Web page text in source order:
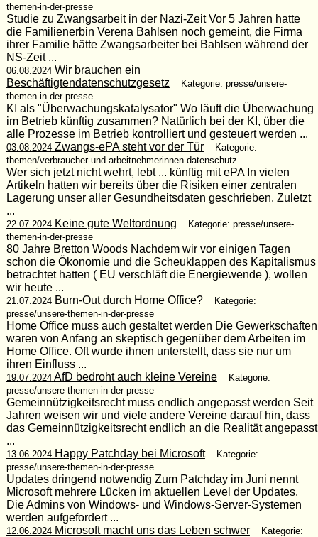
themen-in-der-presse
Studie zu Zwangsarbeit in der Nazi-Zeit Vor 5 Jahren hatte
die Familienerbin Verena Bahlsen noch gemeint, die Firma
ihrer Familie hätte Zwangsarbeiter bei Bahlsen während der
NS-Zeit ...
06.08.2024Wir brauchen ein
Beschäftigtendatenschutzgesetz
Kategorie: presse/unsere-
themen-in-der-presse
KI als "Überwachungskatalysator" Wo läuft die Überwachung
im Betrieb künftig zusammen? Natürlich bei der KI, über die
alle Prozesse im Betrieb kontrolliert und gesteuert werden ...
03.08.2024Zwangs-ePA steht vor der Tür
Kategorie:
themen/verbraucher-und-arbeitnehmerinnen-datenschutz
Wer sich jetzt nicht wehrt, lebt ... künftig mit ePA In vielen
Artikeln hatten wir bereits über die Risiken einer zentralen
Lagerung unser aller Gesundheitsdaten geschrieben. Zuletzt
...
22.07.2024Keine gute Weltordnung
Kategorie: presse/unsere-
themen-in-der-presse
80 Jahre Bretton Woods Nachdem wir vor einigen Tagen
schon die Ökonomie und die Scheuklappen des Kapitalismus
betrachtet hatten ( EU verschläft die Energiewende ), wollen
wir heute ...
21.07.2024Burn-Out durch Home Office?
Kategorie:
presse/unsere-themen-in-der-presse
Home Office muss auch gestaltet werden Die Gewerkschaften
waren von Anfang an skeptisch gegenüber dem Arbeiten im
Home Office. Oft wurde ihnen unterstellt, dass sie nur um
ihren Einfluss ...
19.07.2024AfD bedroht auch kleine Vereine
Kategorie:
presse/unsere-themen-in-der-presse
Gemeinnützigkeitsrecht muss endlich angepasst werden Seit
Jahren weisen wir und viele andere Vereine darauf hin, dass
das Gemeinnützigkeitsrecht endlich an die Realität angepasst
...
13.06.2024Happy Patchday bei Microsoft
Kategorie:
presse/unsere-themen-in-der-presse
Updates dringend notwendig Zum Patchday im Juni nennt
Microsoft mehrere Lücken im aktuellen Level der Updates.
Die Admins von Windows- und Windows-Server-Systemen
werden aufgefordert ...
12.06.2024Microsoft macht uns das Leben schwer
Kategorie: